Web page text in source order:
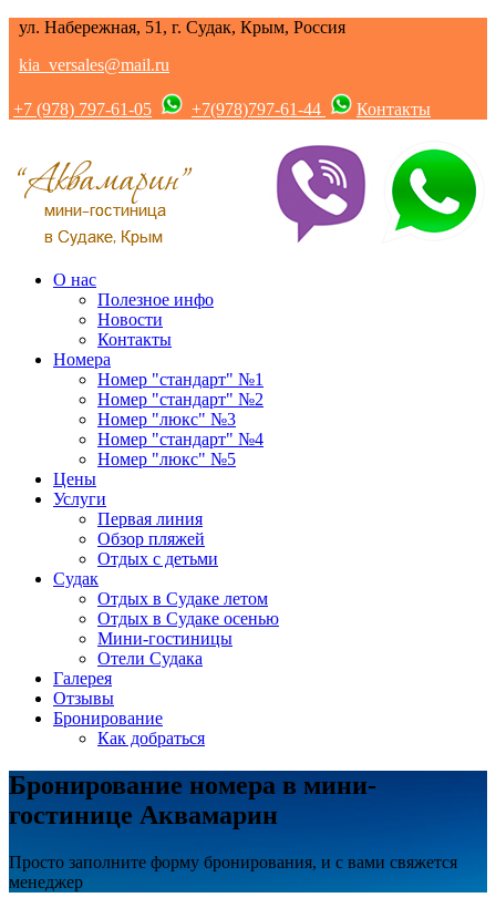
ул. Набережная, 51, г. Судак, Крым, Россия
kia_versales@mail.ru
+7 (978) 797-61-05 +7(978)797-61-44 Контакты
О нас
Полезное инфо
Новости
Контакты
Номера
Номер "стандарт" №1
Номер "стандарт" №2
Номер "люкс" №3
Номер "стандарт" №4
Номер "люкс" №5
Цены
Услуги
Первая линия
Обзор пляжей
Отдых с детьми
Судак
Отдых в Судаке летом
Отдых в Судаке осенью
Мини-гостиницы
Отели Судака
Галерея
Отзывы
Бронирование
Как добраться
Бронирование номера в мини-
гостинице Аквамарин
Просто заполните форму бронирования, и с вами свяжется
менеджер